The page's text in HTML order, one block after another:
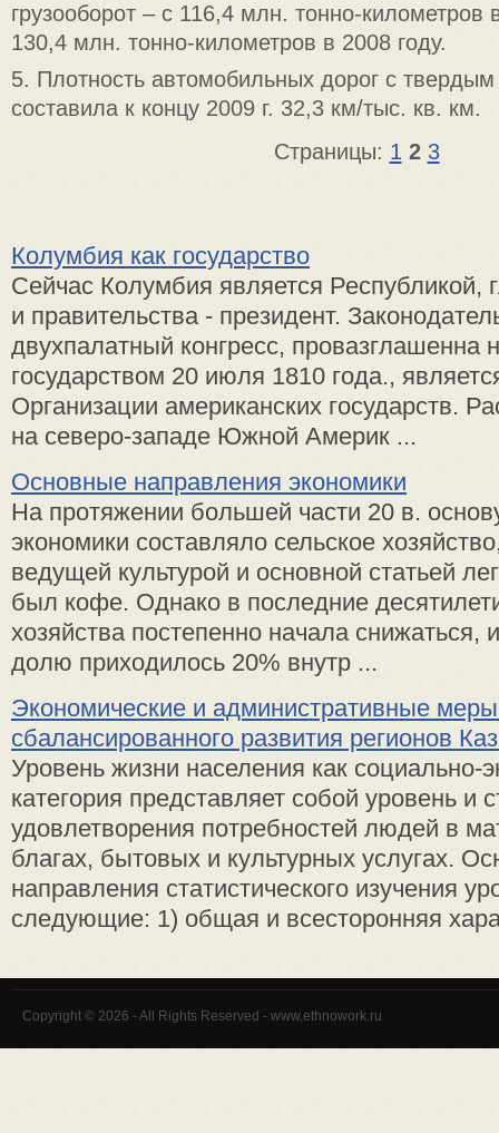
грузооборот – с 116,4 млн. тонно-километров
130,4 млн. тонно-километров в 2008 году.
5. Плотность автомобильных дорог с
составила к концу 2009 г. 32,3 км/тыс. кв. км.
Страницы: 1 2 3
Колумбия как государство
Сейчас Колумбия является Республикой,
и правительства - президент.
двухпалатный конгресс, провазглашенна
государством 20 июля 1810 года.,
Организации американских государств.
на северо-западе Южной Америк ...
Основные направления экономики
На протяжении большей части 20 в.
экономики составляло сельское
ведущей культурой и основной статьей
был кофе. Однако в последние
хозяйства постепенно начала снижаться,
долю приходилось 20% внутр ...
Экономические и административные
сбалансированного развития регионов
Уровень жизни населения как социально-
категория представляет собой уровень и
удовлетворения потребностей людей в
благах, бытовых и культурных услугах.
направления статистического изучения
следующие: 1) общая и всесторонняя
Copyright © 2026 - All Rights Reserved - www.ethnowork.ru